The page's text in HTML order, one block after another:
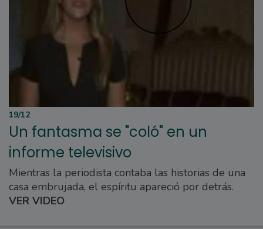
19/12
Un fantasma se "coló" en un
informe televisivo
Mientras la periodista contaba las historias de una
casa embrujada, el espíritu apareció por detrás.
VER VIDEO